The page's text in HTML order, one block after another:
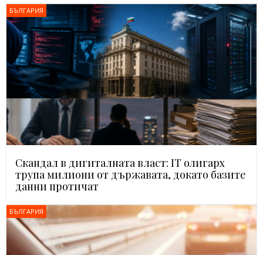
БЪЛГАРИЯ
Скандал в дигиталната власт: IT олигарх
трупа милиони от държавата, докато базите
данни протичат
БЪЛГАРИЯ